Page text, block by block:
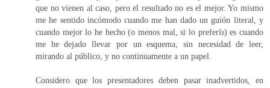
que no vienen al caso, pero el resultado no es el mejor. Yo mismo
me he sentido incómodo cuando me han dado un guión literal, y
cuando mejor lo he hecho (o menos mal, si lo preferís) es cuando
me he dejado llevar por un esquema, sin necesidad de leer,
mirando al público, y no continuamente a un papel.
Considero que los presentadores deben pasar inadvertidos, en